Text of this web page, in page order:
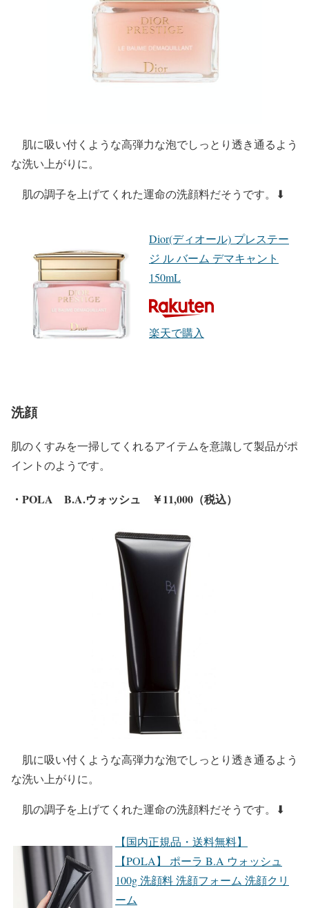
肌に吸い付くような高弾力な泡でしっとり透き通るよう
な洗い上がりに。
肌の調子を上げてくれた運命の洗顔料だそうです。⬇︎
Dior(ディオール) プレステー
ジ ル バーム デマキャント
150mL
楽天で購入
洗顔
肌のくすみを一掃してくれるアイテムを意識して製品がポ
イントのようです。
・POLA B.A.ウォッシュ ￥11,000（税込）
肌に吸い付くような高弾力な泡でしっとり透き通るよう
な洗い上がりに。
肌の調子を上げてくれた運命の洗顔料だそうです。⬇︎
【国内正規品・送料無料】
【POLA】 ポーラ B.A ウォッシュ
100g 洗顔料 洗顔フォーム 洗顔クリ
ーム